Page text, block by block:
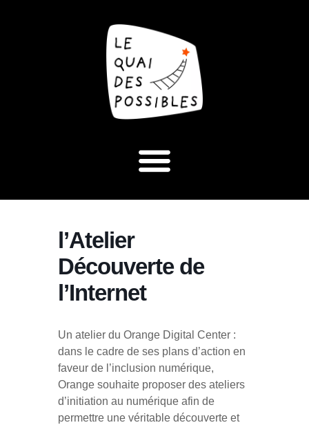
l’Atelier
Découverte de
l’Internet
Un atelier du Orange Digital Center :
dans le cadre de ses plans d’action en
faveur de l’inclusion numérique,
Orange souhaite proposer des ateliers
d’initiation au numérique afin de
permettre une véritable découverte et